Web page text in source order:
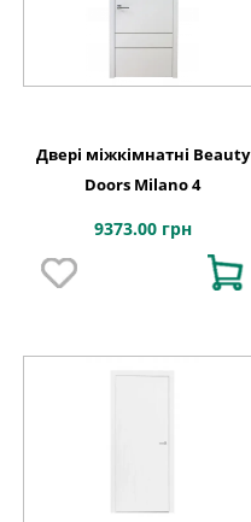
Двері міжкімнатні Beauty
Doors Milano 4
9373.00 грн